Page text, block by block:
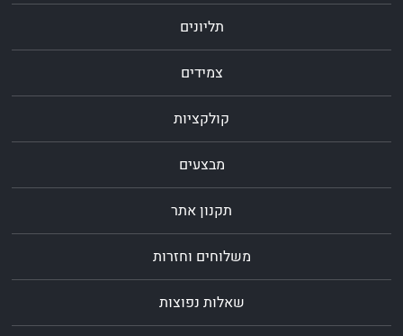
תליונים
צמידים
קולקציות
מבצעים
תקנון אתר
משלוחים וחזרות
שאלות נפוצות